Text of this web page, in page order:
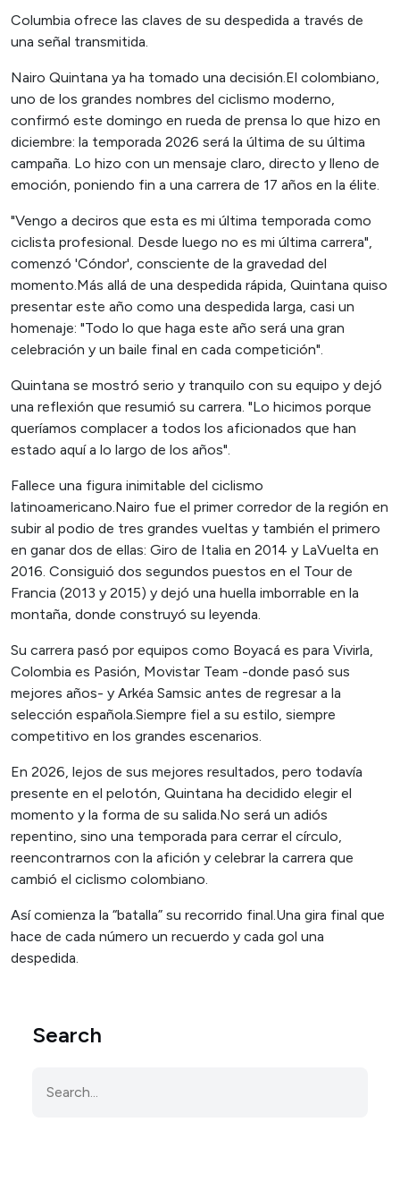
Columbia ofrece las claves de su despedida a través de
una señal transmitida.
Nairo Quintana ya ha tomado una decisión.El colombiano,
uno de los grandes nombres del ciclismo moderno,
confirmó este domingo en rueda de prensa lo que hizo en
diciembre: la temporada 2026 será la última de su última
campaña. Lo hizo con un mensaje claro, directo y lleno de
emoción, poniendo fin a una carrera de 17 años en la élite.
"Vengo a deciros que esta es mi última temporada como
ciclista profesional. Desde luego no es mi última carrera",
comenzó 'Cóndor', consciente de la gravedad del
momento.Más allá de una despedida rápida, Quintana quiso
presentar este año como una despedida larga, casi un
homenaje: "Todo lo que haga este año será una gran
celebración y un baile final en cada competición".
Quintana se mostró serio y tranquilo con su equipo y dejó
una reflexión que resumió su carrera. "Lo hicimos porque
queríamos complacer a todos los aficionados que han
estado aquí a lo largo de los años".
Fallece una figura inimitable del ciclismo
latinoamericano.Nairo fue el primer corredor de la región en
subir al podio de tres grandes vueltas y también el primero
en ganar dos de ellas: Giro de Italia en 2014 y LaVuelta en
2016. Consiguió dos segundos puestos en el Tour de
Francia (2013 y 2015) y dejó una huella imborrable en la
montaña, donde construyó su leyenda.
Su carrera pasó por equipos como Boyacá es para Vivirla,
Colombia es Pasión, Movistar Team -donde pasó sus
mejores años- y Arkéa Samsic antes de regresar a la
selección española.Siempre fiel a su estilo, siempre
competitivo en los grandes escenarios.
En 2026, lejos de sus mejores resultados, pero todavía
presente en el pelotón, Quintana ha decidido elegir el
momento y la forma de su salida.No será un adiós
repentino, sino una temporada para cerrar el círculo,
reencontrarnos con la afición y celebrar la carrera que
cambió el ciclismo colombiano.
Así comienza la “batalla” su recorrido final.Una gira final que
hace de cada número un recuerdo y cada gol una
despedida.
Search